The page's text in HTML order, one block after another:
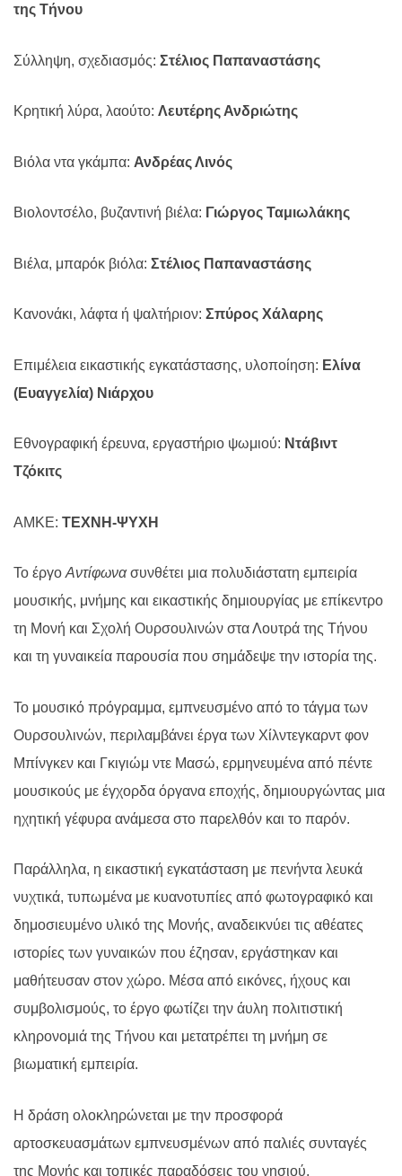
της Τήνου
Σύλληψη, σχεδιασμός: Στέλιος Παπαναστάσης
Κρητική λύρα, λαούτο: Λευτέρης Ανδριώτης
Βιόλα ντα γκάμπα: Ανδρέας Λινός
Βιολοντσέλο, βυζαντινή βιέλα: Γιώργος Ταμιωλάκης
Βιέλα, μπαρόκ βιόλα: Στέλιος Παπαναστάσης
Κανονάκι, λάφτα ή ψαλτήριον: Σπύρος Χάλαρης
Επιμέλεια εικαστικής εγκατάστασης, υλοποίηση: Ελίνα
(Ευαγγελία) Νιάρχου
Εθνογραφική έρευνα, εργαστήριο ψωμιού: Ντάβιντ
Τζόκιτς
ΑΜΚΕ: ΤΕΧΝΗ-ΨΥΧΗ
Το έργο Αντίφωνασυνθέτει μια πολυδιάστατη εμπειρία
μουσικής, μνήμης και εικαστικής δημιουργίας με επίκεντρο
τη Μονή και Σχολή Ουρσουλινών στα Λουτρά της Τήνου
και τη γυναικεία παρουσία που σημάδεψε την ιστορία της.
Το μουσικό πρόγραμμα, εμπνευσμένο από το τάγμα των
Ουρσουλινών, περιλαμβάνει έργα των Χίλντεγκαρντ φον
Μπίνγκεν και Γκιγιώμ ντε Μασώ, ερμηνευμένα από πέντε
μουσικούς με έγχορδα όργανα εποχής, δημιουργώντας μια
ηχητική γέφυρα ανάμεσα στο παρελθόν και το παρόν.
Παράλληλα, η εικαστική εγκατάσταση με πενήντα λευκά
νυχτικά, τυπωμένα με κυανοτυπίες από φωτογραφικό και
δημοσιευμένο υλικό της Μονής, αναδεικνύει τις αθέατες
ιστορίες των γυναικών που έζησαν, εργάστηκαν και
μαθήτευσαν στον χώρο. Μέσα από εικόνες, ήχους και
συμβολισμούς, το έργο φωτίζει την άυλη πολιτιστική
κληρονομιά της Τήνου και μετατρέπει τη μνήμη σε
βιωματική εμπειρία.
Η δράση ολοκληρώνεται με την προσφορά
αρτοσκευασμάτων εμπνευσμένων από παλιές συνταγές
της Μονής και τοπικές παραδόσεις του νησιού.